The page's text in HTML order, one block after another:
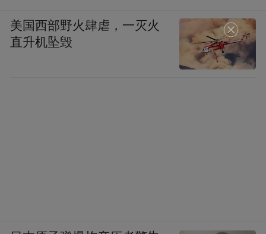
美国西部野火肆虐，一灭火
直升机坠毁